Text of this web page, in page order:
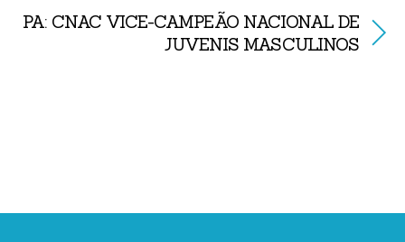
PA: CNAC VICE-CAMPEÃO NACIONAL DE
JUVENIS MASCULINOS